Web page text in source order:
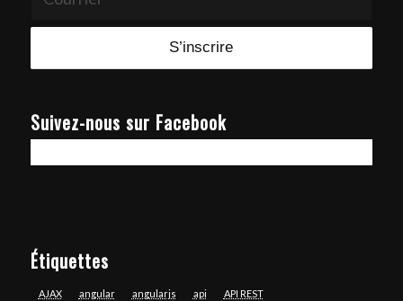
Suivez-nous sur Facebook
Étiquettes
AJAX angular angularjs api API REST